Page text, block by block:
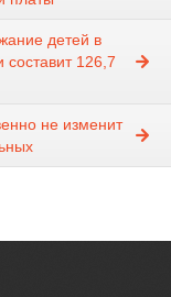
детей в
составит 126,7
не изменит